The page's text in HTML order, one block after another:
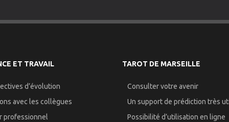
ET TRAVAIL
d’évolution
avec les collègues
professionnel
TAROT DE MARSEILLE
Consulter votre avenir
Un support de prédiction très
Possibilité d’utilisation en ligne